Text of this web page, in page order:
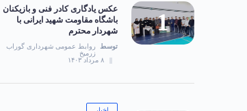
عکس یادگاری کادر فنی و بازیکنان
باشگاه مقاومت شهید ایرانی با
شهردار محترم
توسط
روابط عمومی شهرداری گوراب
زرمیخ
۸ مرداد ۱۴۰۳